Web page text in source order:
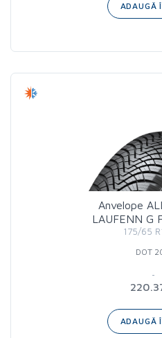
ADAUGĂ
Anvelope
LAUFENN G
175/65
DOT
ADAUGĂ